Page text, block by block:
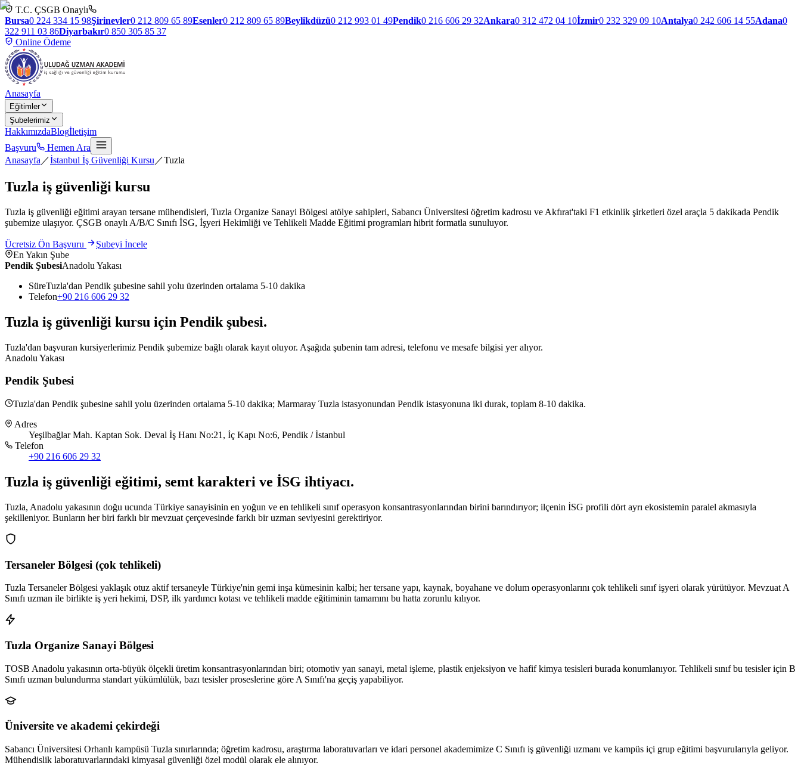
T.C. ÇSGB Onaylı
Bursa0 224 334 15 98Şirinevler0 212 809 65 89Esenler0 212 809 65 89Beylikdüzü0 212 993 01 49Pendik0 216 606 29 32Ankara0 312 472 04 10İzmir0 232 329 09 10Antalya0 242 606 14 55Adana0
322 911 03 86Diyarbakır0 850 305 85 37
Online Ödeme
Anasayfa
Eğitimler
Şubelerimiz
HakkımızdaBlogİletişim
Başvuru
Hemen Ara
Anasayfa ／İstanbul İş Güvenliği Kursu ／Tuzla
Tuzla iş güvenliği kursu
Tuzla iş güvenliği eğitimi arayan tersane mühendisleri, Tuzla Organize Sanayi Bölgesi atölye sahipleri, Sabancı Üniversitesi öğretim kadrosu ve Akfırat'taki F1 etkinlik şirketleri özel araçla 5 dakikada Pendik
şubemize ulaşıyor. ÇSGB onaylı A/B/C Sınıfı İSG, İşyeri Hekimliği ve Tehlikeli Madde Eğitimi programları hibrit formatla sunuluyor.
Ücretsiz Ön Başvuru
Şubeyi İncele
En Yakın Şube
Pendik ŞubesiAnadolu Yakası
SüreTuzla'dan Pendik şubesine sahil yolu üzerinden ortalama 5-10 dakika
Telefon+90 216 606 29 32
Tuzla iş güvenliği kursu için Pendik şubesi.
Tuzla'dan başvuran kursiyerlerimiz Pendik şubemize bağlı olarak kayıt oluyor. Aşağıda şubenin tam adresi, telefonu ve mesafe bilgisi yer alıyor.
Anadolu Yakası
Pendik Şubesi
Tuzla'dan Pendik şubesine sahil yolu üzerinden ortalama 5-10 dakika; Marmaray Tuzla istasyonundan Pendik istasyonuna iki durak, toplam 8-10 dakika.
Adres
Yeşilbağlar Mah. Kaptan Sok. Deval İş Hanı No:21, İç Kapı No:6, Pendik / İstanbul
Telefon
+90 216 606 29 32
Tuzla iş güvenliği eğitimi, semt karakteri ve İSG ihtiyacı.
Tuzla, Anadolu yakasının doğu ucunda Türkiye sanayisinin en yoğun ve en tehlikeli sınıf operasyon konsantrasyonlarından birini barındırıyor; ilçenin İSG profili dört ayrı ekosistemin paralel akmasıyla
şekilleniyor. Bunların her biri farklı bir mevzuat çerçevesinde farklı bir uzman seviyesini gerektiriyor.
Tersaneler Bölgesi (çok tehlikeli)
Tuzla Tersaneler Bölgesi yaklaşık otuz aktif tersaneyle Türkiye'nin gemi inşa kümesinin kalbi; her tersane yapı, kaynak, boyahane ve dolum operasyonlarını çok tehlikeli sınıf işyeri olarak yürütüyor. Mevzuat A
Sınıfı uzman ile birlikte iş yeri hekimi, DSP, ilk yardımcı kotası ve tehlikeli madde eğitiminin tamamını bu hatta zorunlu kılıyor.
Tuzla Organize Sanayi Bölgesi
TOSB Anadolu yakasının orta-büyük ölçekli üretim konsantrasyonlarından biri; otomotiv yan sanayi, metal işleme, plastik enjeksiyon ve hafif kimya tesisleri burada konumlanıyor. Tehlikeli sınıf bu tesisler için B
Sınıfı uzman bulundurma standart yükümlülük, bazı tesisler proseslerine göre A Sınıfı'na geçiş yapabiliyor.
Üniversite ve akademi çekirdeği
Sabancı Üniversitesi Orhanlı kampüsü Tuzla sınırlarında; öğretim kadrosu, araştırma laboratuvarları ve idari personel akademimize C Sınıfı iş güvenliği uzmanı ve kampüs içi grup eğitimi başvurularıyla geliyor.
Mühendislik laboratuvarlarındaki kimyasal güvenliği özel modül olarak ele alınıyor.